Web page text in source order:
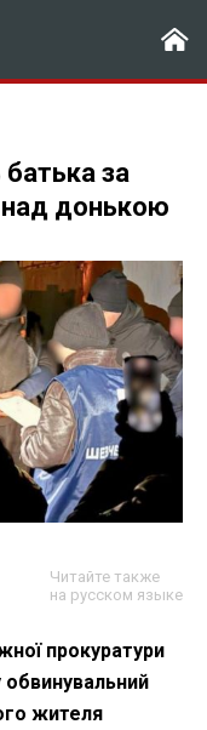
за
над донькою
Читайте также
на русском языке
прокуратури
жителя